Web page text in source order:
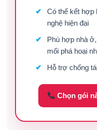
Có thể kết hợp
nghệ hiện đại
Phù hợp nhà
mối phá hoại
Hỗ trợ chống
Chọn gói